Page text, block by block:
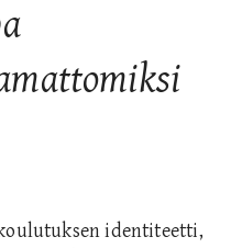
identiteetti,